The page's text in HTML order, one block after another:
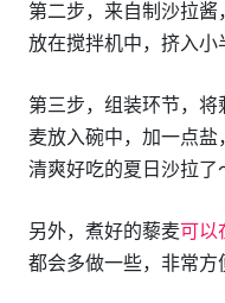
第二步，来自制沙拉
放在搅拌机中，挤入小
第三步，组装环节，
麦放入碗中，加一点
清爽好吃的夏日沙拉了
另外，煮好的藜麦可以
都会多做一些，非常方